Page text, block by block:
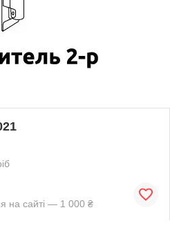
на сайті — 1 000 ₴